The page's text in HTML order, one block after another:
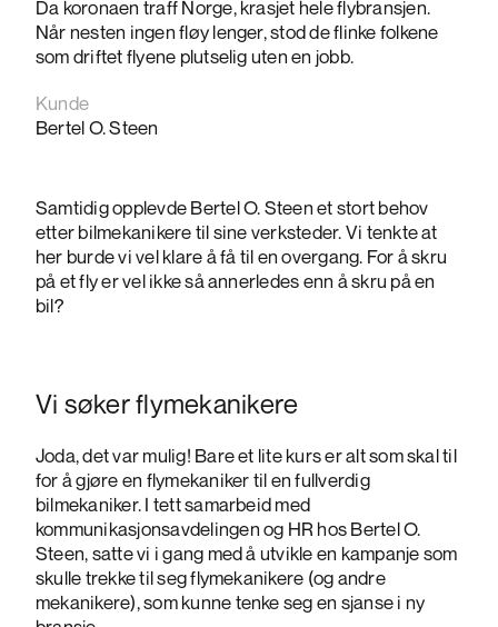
Da koronaen traff Norge, krasjet hele flybransjen.
Når nesten ingen fløy lenger, stod de flinke folkene
som driftet flyene plutselig uten en jobb.
Kunde
Bertel O. Steen
Samtidig opplevde Bertel O. Steen et stort behov
etter bilmekanikere til sine verksteder. Vi tenkte at
her burde vi vel klare å få til en overgang. For å skru
på et fly er vel ikke så annerledes enn å skru på en
bil?
Vi søker flymekanikere
Joda, det var mulig! Bare et lite kurs er alt som skal til
for å gjøre en flymekaniker til en fullverdig
bilmekaniker. I tett samarbeid med
kommunikasjonsavdelingen og HR hos Bertel O.
Steen, satte vi i gang med å utvikle en kampanje som
skulle trekke til seg flymekanikere (og andre
mekanikere), som kunne tenke seg en sjanse i ny